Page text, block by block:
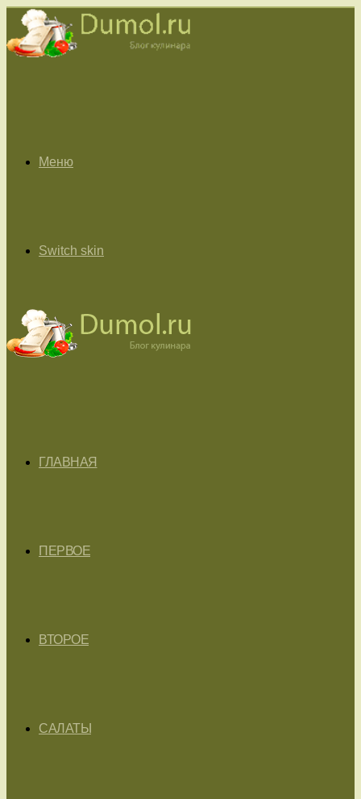
Меню
Switch skin
ГЛАВНАЯ
ПЕРВОЕ
ВТОРОЕ
САЛАТЫ